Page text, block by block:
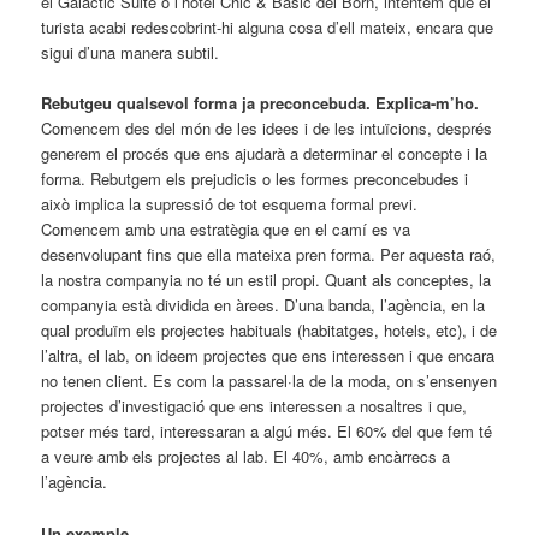
turista acabi redescobrint-hi alguna cosa d’ell mateix, encara que
sigui d’una manera subtil.
Rebutgeu qualsevol forma ja preconcebuda. Explica-m’ho.
Comencem des del món de les idees i de les intuïcions, després
generem el procés que ens ajudarà a determinar el concepte i la
forma. Rebutgem els prejudicis o les formes preconcebudes i
això implica la supressió de tot esquema formal previ.
Comencem amb una estratègia que en el camí es va
desenvolupant fins que ella mateixa pren forma. Per aquesta raó,
la nostra companyia no té un estil propi. Quant als conceptes, la
companyia està dividida en àrees. D’una banda, l’agència, en la
qual produïm els projectes habituals (habitatges, hotels, etc), i de
l’altra, el lab, on ideem projectes que ens interessen i que encara
no tenen client. Es com la passarel·la de la moda, on s’ensenyen
projectes d’investigació que ens interessen a nosaltres i que,
potser més tard, interessaran a algú més. El 60% del que fem té
a veure amb els projectes al lab. El 40%, amb encàrrecs a
l’agència.